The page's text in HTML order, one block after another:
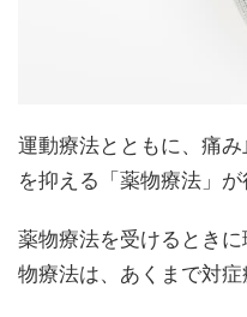
運動療法とともに、痛
を抑える「薬物療法」が
薬物療法を受けるとき
物療法は、あくまで対症